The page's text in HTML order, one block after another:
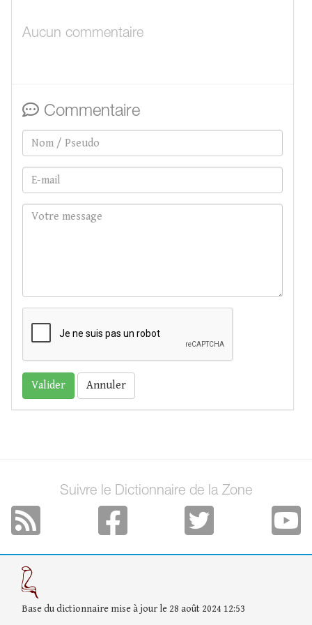
Aucun commentaire
Commentaire
Annuler
Suivre le Dictionnaire de la Zone
Base du dictionnaire mise à jour le 28 août 2024 12:53